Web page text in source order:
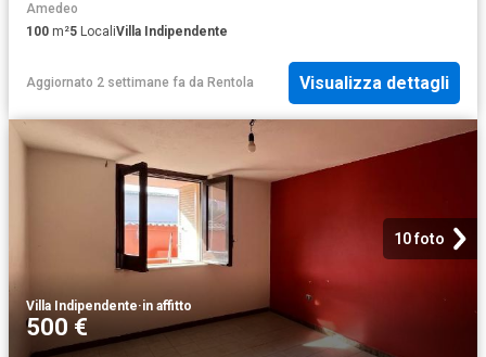
Amedeo
100 m²5 LocaliVilla Indipendente
Aggiornato 2 settimane fa da Rentola Visualizza dettagli
10 foto
Villa Indipendente·in affitto
500 €